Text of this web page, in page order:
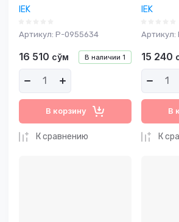
IEK
Артикул: P-0955634
В наличии 1
16 510 сўм
В корзину
К сравнению
IEK
Артикул:
15 240
В
К